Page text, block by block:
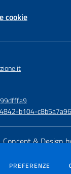
cookie
b104-
Concept & Design
PREFERENZE DEI